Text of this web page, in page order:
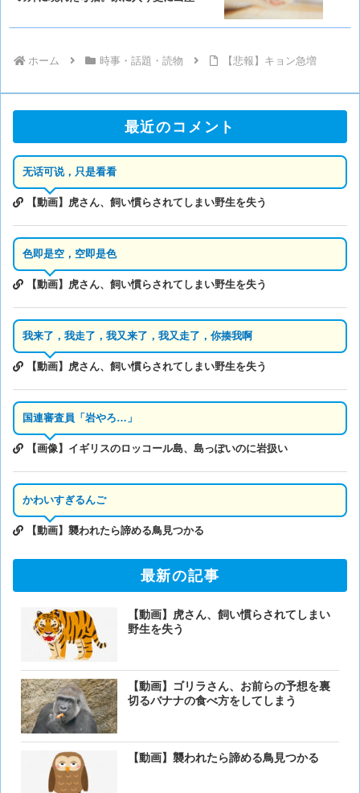
ホーム 時事・話題・読物 【悲報】キョン急増
最近のコメント
无话可说，只是看看
【動画】虎さん、飼い慣らされてしまい野生を失う
色即是空，空即是色
【動画】虎さん、飼い慣らされてしまい野生を失う
我来了，我走了，我又来了，我又走了，你揍我啊
【動画】虎さん、飼い慣らされてしまい野生を失う
国連審査員「岩やろ…」
【画像】イギリスのロッコール島、島っぽいのに岩扱い
かわいすぎるんご
【動画】襲われたら諦める鳥見つかる
最新の記事
【動画】虎さん、飼い慣らされてしまい
野生を失う
【動画】ゴリラさん、お前らの予想を裏
切るバナナの食べ方をしてしまう
【動画】襲われたら諦める鳥見つかる